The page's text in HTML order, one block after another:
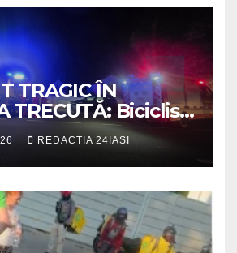
TRAGIC ÎN
TRECUTĂ: Biciclist
spulberat de o
REDACTIA 24IASI